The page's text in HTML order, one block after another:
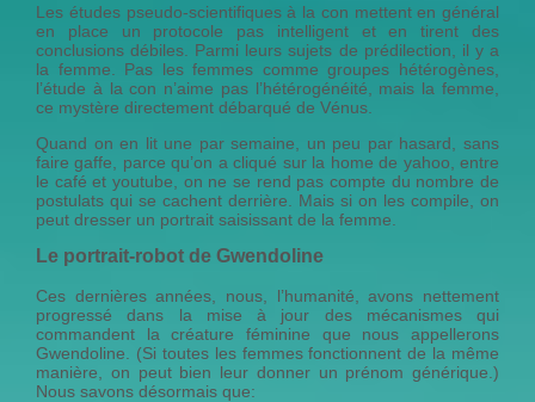
Les études pseudo-scientifiques à la con mettent en général
en place un protocole pas intelligent et en tirent des
conclusions débiles. Parmi leurs sujets de prédilection, il y a
la femme. Pas les femmes comme groupes hétérogènes,
l’étude à la con n’aime pas l’hétérogénéité, mais la femme,
ce mystère directement débarqué de Vénus.
Quand on en lit une par semaine, un peu par hasard, sans
faire gaffe, parce qu’on a cliqué sur la home de yahoo, entre
le café et youtube, on ne se rend pas compte du nombre de
postulats qui se cachent derrière. Mais si on les compile, on
peut dresser un portrait saisissant de la femme.
Le portrait-robot de Gwendoline
Ces dernières années, nous, l’humanité, avons nettement
progressé dans la mise à jour des mécanismes qui
commandent la créature féminine que nous appellerons
Gwendoline. (Si toutes les femmes fonctionnent de la même
manière, on peut bien leur donner un prénom générique.)
Nous savons désormais que: